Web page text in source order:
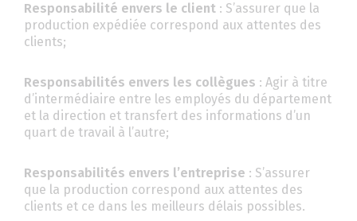
Responsabilité envers le client : S’assurer que la
production expédiée correspond aux attentes des
clients;
Responsabilités envers les collègues : Agir à titre
d’intermédiaire entre les employés du département
et la direction et transfert des informations d’un
quart de travail à l’autre;
Responsabilités envers l’entreprise : S’assurer
que la production correspond aux attentes des
clients et ce dans les meilleurs délais possibles.